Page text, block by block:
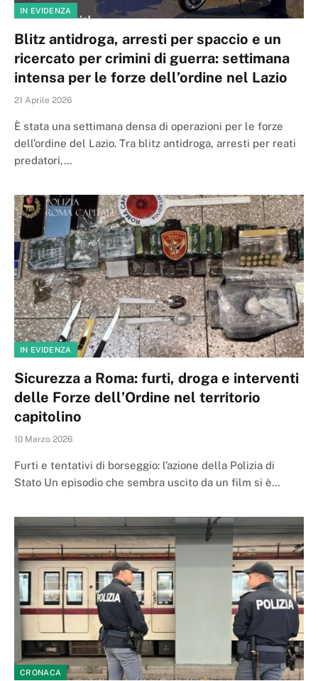
IN EVIDENZA
Blitz antidroga, arresti per spaccio e un
ricercato per crimini di guerra: settimana
intensa per le forze dell’ordine nel Lazio
21 Aprile 2026
È stata una settimana densa di operazioni per le forze
dell’ordine del Lazio. Tra blitz antidroga, arresti per reati
predatori,…
IN EVIDENZA
Sicurezza a Roma: furti, droga e interventi
delle Forze dell’Ordine nel territorio
capitolino
10 Marzo 2026
Furti e tentativi di borseggio: l’azione della Polizia di
Stato Un episodio che sembra uscito da un film si è…
CRONACA